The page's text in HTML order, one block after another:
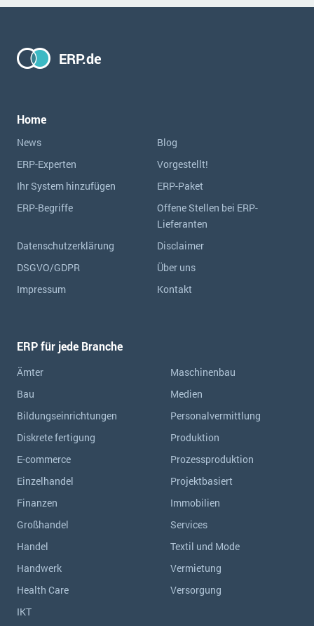
ERP.de
Home
News
Blog
ERP-Experten
Vorgestellt!
Ihr System hinzufügen
ERP-Paket
ERP-Begriffe
Offene Stellen bei ERP-
Lieferanten
Datenschutzerklärung
Disclaimer
DSGVO/GDPR
Über uns
Impressum
Kontakt
ERP für jede Branche
Ämter
Bau
Bildungseinrichtungen
Diskrete fertigung
E-commerce
Einzelhandel
Finanzen
Großhandel
Handel
Handwerk
Health Care
IKT
Maschinenbau
Medien
Personalvermittlung
Produktion
Prozessproduktion
Projektbasiert
Immobilien
Services
Textil und Mode
Vermietung
Versorgung